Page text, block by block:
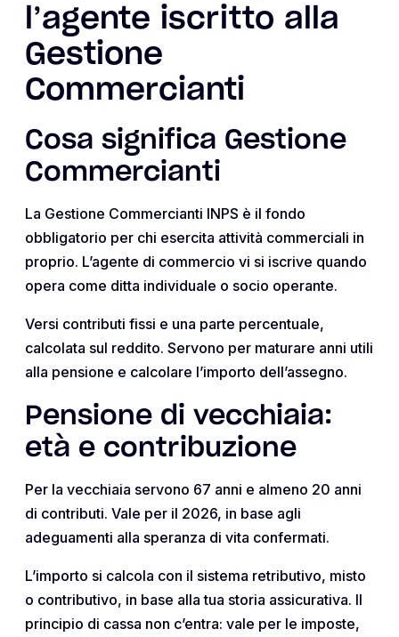
l’agente iscritto alla
Gestione
Commercianti
Cosa significa Gestione
Commercianti
La Gestione Commercianti INPS è il fondo
obbligatorio per chi esercita attività commerciali in
proprio. L’agente di commercio vi si iscrive quando
opera come ditta individuale o socio operante.
Versi contributi fissi e una parte percentuale,
calcolata sul reddito. Servono per maturare anni utili
alla pensione e calcolare l’importo dell’assegno.
Pensione di vecchiaia:
età e contribuzione
Per la vecchiaia servono 67 anni e almeno 20 anni
di contributi. Vale per il 2026, in base agli
adeguamenti alla speranza di vita confermati.
L’importo si calcola con il sistema retributivo, misto
o contributivo, in base alla tua storia assicurativa. Il
principio di cassa non c’entra: vale per le imposte,